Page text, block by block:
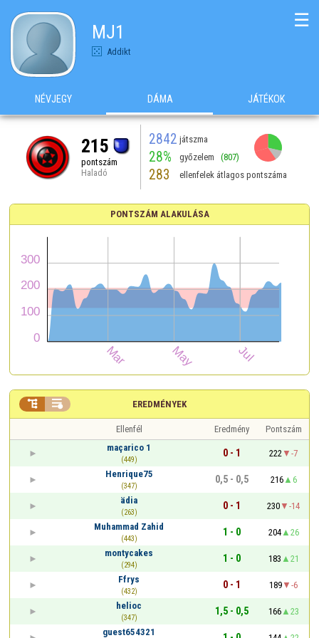
MJ1
Addikt
☰
NÉVJEGY DÁMA JÁTÉKOK
215
pontszám
Haladó
2842 játszma
28% győzelem (807)
283 ellenfelek átlagos pontszáma
PONTSZÁM ALAKULÁSA
EREDMÉNYEK
 
Ellenfél Eredmény
Pontszám
maçarico 1
(449)
0 - 1 222
-7
Henrique75
(347)
0,5 - 0,5 216
6
ädia
(263)
0 - 1 230
-14
Muhammad Zahid
(443)
1 - 0 204
26
montycakes
(294)
1 - 0 183
21
Ffrys
(432)
0 - 1 189
-6
helioc
(347)
1,5 - 0,5 166
23
guest654321